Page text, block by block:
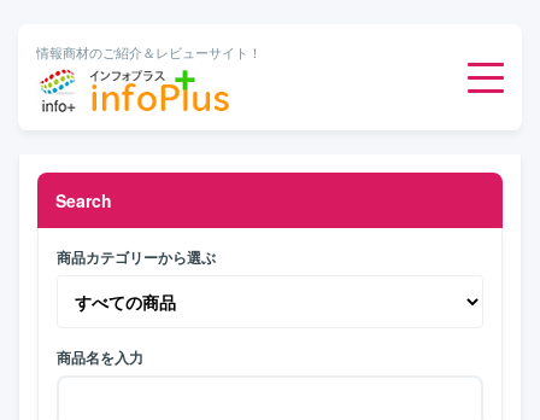
情報商材のご紹介＆レビューサイト！
ダウンロード販売
Search
商品カテゴリーから選ぶ
商品名を入力